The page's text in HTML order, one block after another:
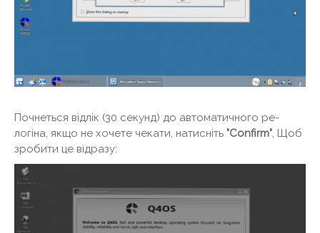
Почнеться відлік (30 секунд) до автоматичного ре-
логіна, якщо не хочете чекати, натисніть "Confirm", Щоб
зробити це відразу: